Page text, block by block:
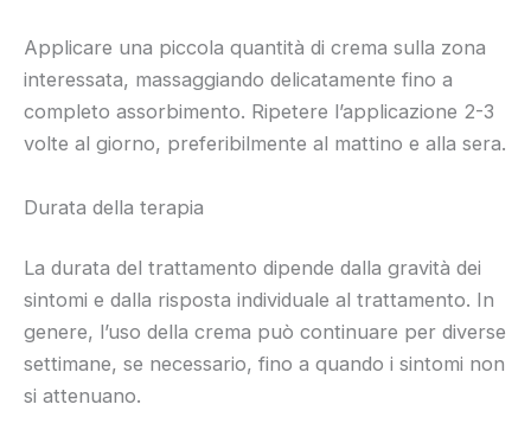
Applicare una piccola quantità di crema sulla zona
interessata, massaggiando delicatamente fino a
completo assorbimento. Ripetere l’applicazione 2-3
volte al giorno, preferibilmente al mattino e alla sera.
Durata della terapia
La durata del trattamento dipende dalla gravità dei
sintomi e dalla risposta individuale al trattamento. In
genere, l’uso della crema può continuare per diverse
settimane, se necessario, fino a quando i sintomi non
si attenuano.